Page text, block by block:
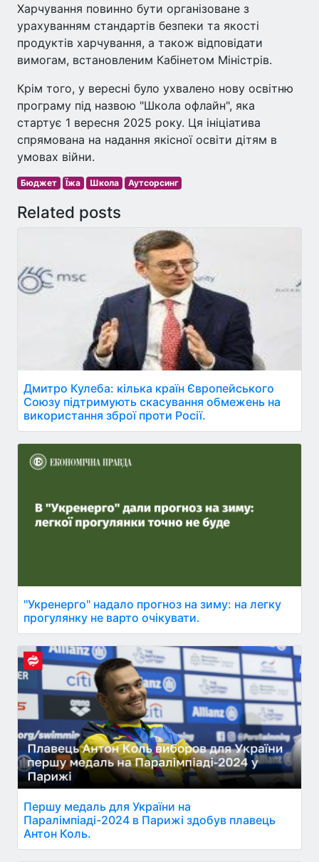
Харчування повинно бути організоване з
урахуванням стандартів безпеки та якості
продуктів харчування, а також відповідати
вимогам, встановленим Кабінетом Міністрів.
Крім того, у вересні було ухвалено нову освітню
програму під назвою "Школа офлайн", яка
стартує 1 вересня 2025 року. Ця ініціатива
спрямована на надання якісної освіти дітям в
умовах війни.
Бюджет Їжа Школа Аутсорсинг
Related posts
Дмитро Кулеба: кілька країн Європейського
Союзу підтримують скасування обмежень на
використання зброї проти Росії.
"Укренерго" надало прогноз на зиму: на легку
прогулянку не варто очікувати.
Першу медаль для України на
Паралімпіаді-2024 в Парижі здобув плавець
Антон Коль.